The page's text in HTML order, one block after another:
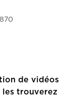
de vidéos
les trouverez